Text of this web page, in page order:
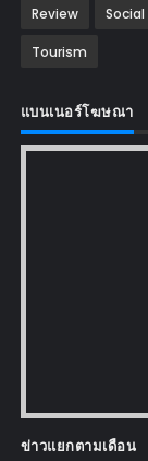
Review Social
Tourism
แบนเนอร์โฆษณา
ข่าวแยกตามเดือน